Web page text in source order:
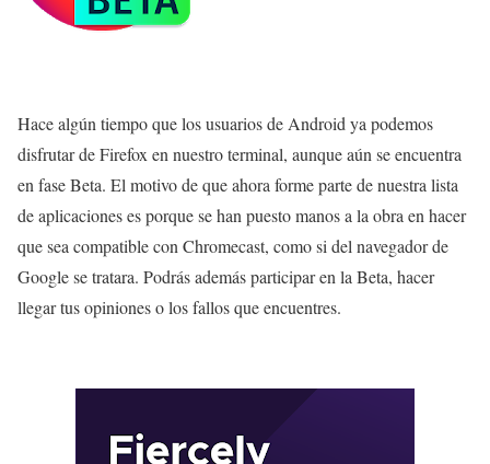
Hace algún tiempo que los usuarios de Android ya podemos
disfrutar de Firefox en nuestro terminal, aunque aún se encuentra
en fase Beta. El motivo de que ahora forme parte de nuestra lista
de aplicaciones es porque se han puesto manos a la obra en hacer
que sea compatible con Chromecast, como si del navegador de
Google se tratara. Podrás además participar en la Beta, hacer
llegar tus opiniones o los fallos que encuentres.